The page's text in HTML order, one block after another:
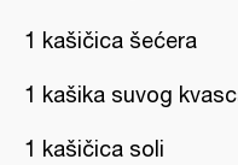
1 kašičica šećera
1 kašika suvog
1 kašičica soli